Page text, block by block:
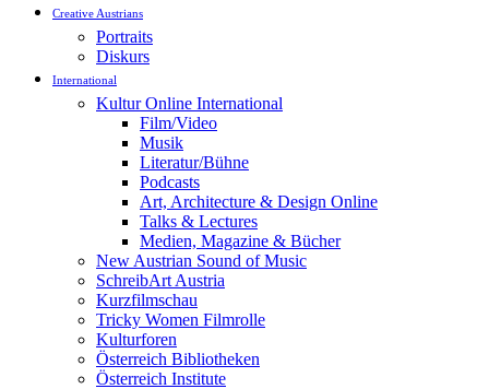
Creative Austrians
Portraits
Diskurs
International
Kultur Online International
Film/Video
Musik
Literatur/Bühne
Podcasts
Art, Architecture & Design Online
Talks & Lectures
Medien, Magazine & Bücher
New Austrian Sound of Music
SchreibArt Austria
Kurzfilmschau
Tricky Women Filmrolle
Kulturforen
Österreich Bibliotheken
Österreich Institute